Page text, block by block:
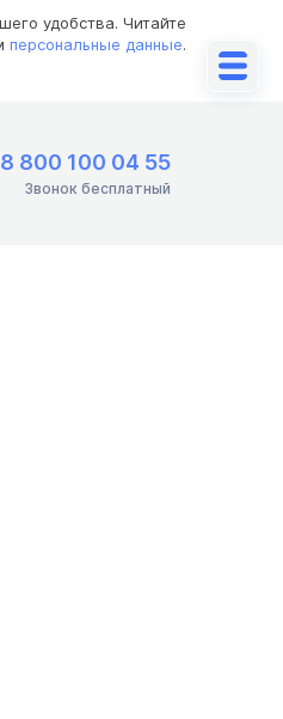
удобства. Читайте
персональные данные.
8 800 100 04 55
Звонок бесплатный